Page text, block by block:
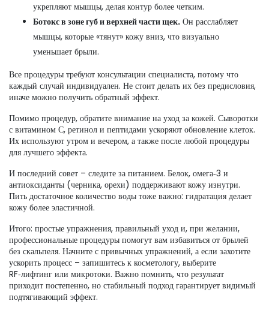
укрепляют мышцы, делая контур более четким.
Ботокс в зоне губ и верхней части щек. Он расслабляет
мышцы, которые «тянут» кожу вниз, что визуально
уменьшает брыли.
Все процедуры требуют консультации специалиста, потому что
каждый случай индивидуален. Не стоит делать их без предисловия,
иначе можно получить обратный эффект.
Помимо процедур, обратите внимание на уход за кожей. Сыворотки
с витамином С, ретинол и пептидами ускоряют обновление клеток.
Их используют утром и вечером, а также после любой процедуры
для лучшего эффекта.
И последний совет – следите за питанием. Белок, омега‑3 и
антиоксиданты (черника, орехи) поддерживают кожу изнутри.
Пить достаточное количество воды тоже важно: гидратация делает
кожу более эластичной.
Итого: простые упражнения, правильный уход и, при желании,
профессиональные процедуры помогут вам избавиться от брылей
без скальпеля. Начните с привычных упражнений, а если захотите
ускорить процесс – запишитесь к косметологу, выберите
RF‑лифтинг или микротоки. Важно помнить, что результат
приходит постепенно, но стабильный подход гарантирует видимый
подтягивающий эффект.